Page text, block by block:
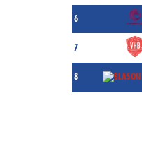
6
7
8